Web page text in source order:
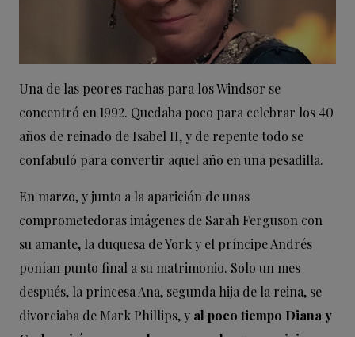
Una de las peores rachas para los Windsor se
concentró en 1992. Quedaba poco para celebrar los 40
años de reinado de Isabel II, y de repente todo se
confabuló para convertir aquel año en una pesadilla.
En marzo, y junto a la aparición de unas
comprometedoras imágenes de Sarah Ferguson con
su amante, la duquesa de York y el príncipe Andrés
ponían punto final a su matrimonio. Solo un mes
después, la princesa Ana, segunda hija de la reina, se
divorciaba de Mark Phillips, y al poco tiempo Diana y